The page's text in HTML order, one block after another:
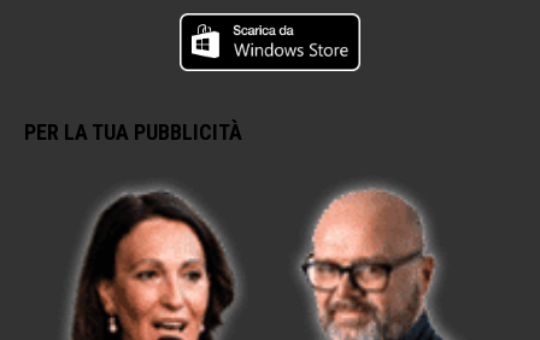
PER LA TUA PUBBLICITÀ